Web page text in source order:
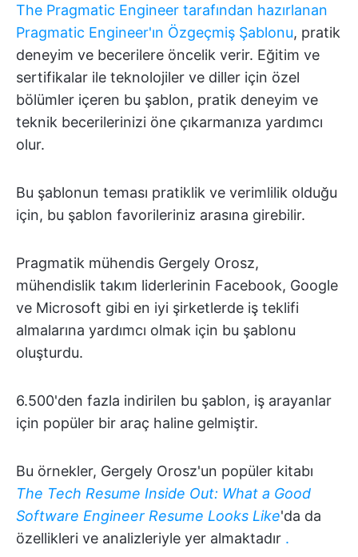
The Pragmatic Engineer tarafından hazırlanan
Pragmatic Engineer'ın Özgeçmiş Şablonu, pratik
deneyim ve becerilere öncelik verir. Eğitim ve
sertifikalar ile teknolojiler ve diller için özel
bölümler içeren bu şablon, pratik deneyim ve
teknik becerilerinizi öne çıkarmanıza yardımcı
olur.
Bu şablonun teması pratiklik ve verimlilik olduğu
için, bu şablon favorileriniz arasına girebilir.
Pragmatik mühendis Gergely Orosz,
mühendislik takım liderlerinin Facebook, Google
ve Microsoft gibi en iyi şirketlerde iş teklifi
almalarına yardımcı olmak için bu şablonu
oluşturdu.
6.500'den fazla indirilen bu şablon, iş arayanlar
için popüler bir araç haline gelmiştir.
Bu örnekler, Gergely Orosz'un popüler kitabı
The Tech Resume Inside Out: What a Good
Software Engineer Resume Looks Like'da da
özellikleri ve analizleriyle yer almaktadır .